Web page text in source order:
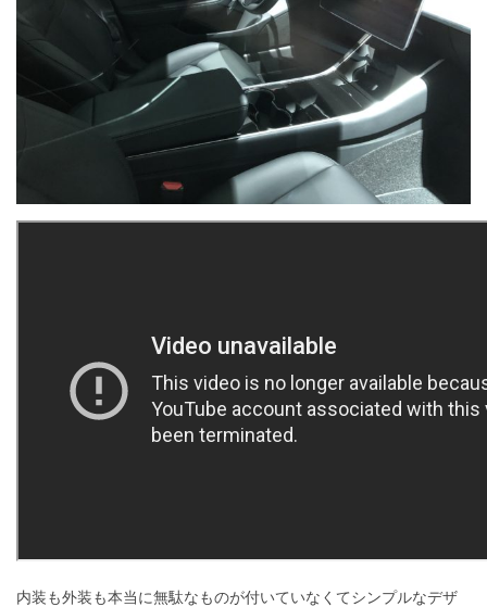
内装も外装も本当に無駄なものが付いていなくてシンプルなデザ